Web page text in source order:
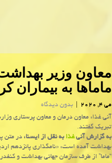
معاون وزیر
ماماها به بیماران
می 4, 2020
بدون دیدگاه
آنی غذا: معاون درمان و معاون پرستاری
تبریك گفتند.
به گزارش آنیغذا به نقل از ایسنا، در متن
بهداشت آمده است: «نامگذاری پانزدهم